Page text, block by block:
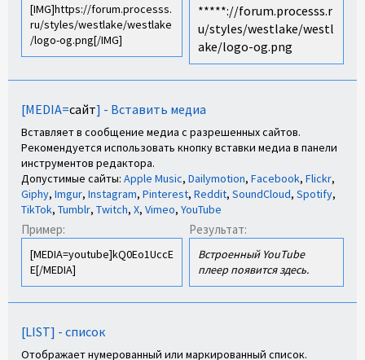
[IMG]https://forum.processs.
ru/styles/westlake/westlake
/logo-og.png[/IMG]
*****://forum.processs.r
u/styles/westlake/westl
ake/logo-og.png
[MEDIA=сайт] - Вставить медиа
Вставляет в сообщение медиа с разрешенных сайтов.
Рекомендуется использовать кнопку вставки медиа в панели
инструментов редактора.
Допустимые сайты: Apple Music, Dailymotion, Facebook, Flickr,
Giphy, Imgur, Instagram, Pinterest, Reddit, SoundCloud, Spotify,
TikTok, Tumblr, Twitch, X, Vimeo, YouTube
Пример:
[MEDIA=youtube]kQ0Eo1UccE
E[/MEDIA]
Результат:
Встроенный YouTube
плеер появится здесь.
[LIST] - список
Отображает нумерованный или маркированный список.